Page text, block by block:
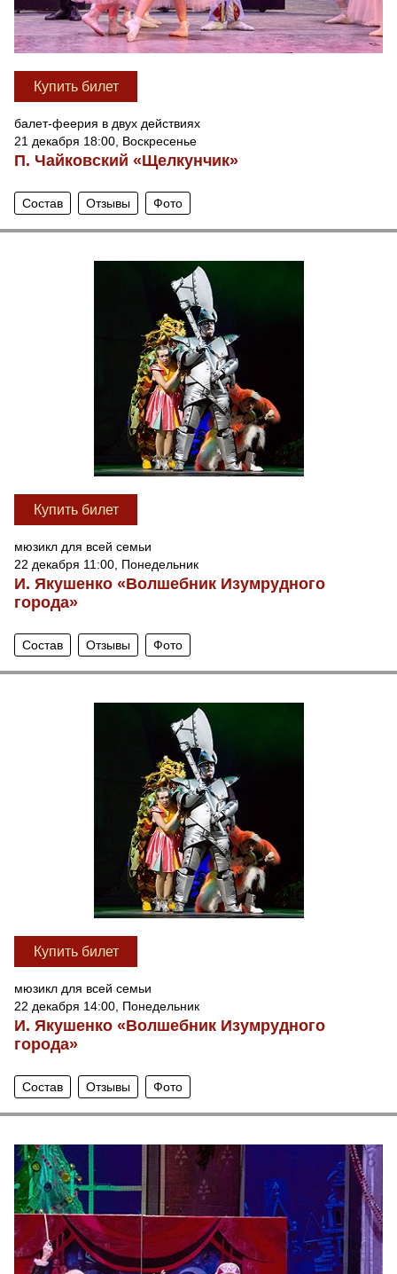
Купить билет
балет-феерия в двух действиях
21 декабря 18:00, Воскресенье
П. Чайковский «Щелкунчик»
Состав Отзывы Фото
Купить билет
мюзикл для всей семьи
22 декабря 11:00, Понедельник
И. Якушенко «Волшебник Изумрудного
города»
Состав Отзывы Фото
Купить билет
мюзикл для всей семьи
22 декабря 14:00, Понедельник
И. Якушенко «Волшебник Изумрудного
города»
Состав Отзывы Фото